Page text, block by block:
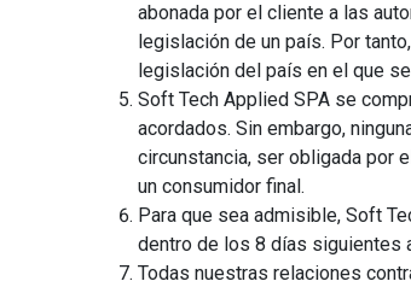
abonada por el cliente a las
legislación de un país. Por
legislación del país en el que
Soft Tech Applied SPA se
acordados. Sin embargo,
circunstancia, ser obligada por
un consumidor final.
Para que sea admisible, Soft
dentro de los 8 días siguientes
Todas nuestras relaciones